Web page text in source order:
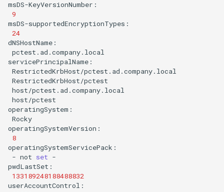
9
24
pctest.ad.company.local
host/pctest
Rocky
8
- not set -
133189248188488832